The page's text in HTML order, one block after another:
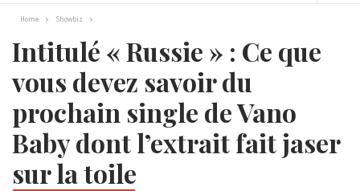
Home Showbiz
Intitulé « Russie » : Ce que
vous devez savoir du
prochain single de Vano
Baby dont l’extrait fait jaser
sur la toile